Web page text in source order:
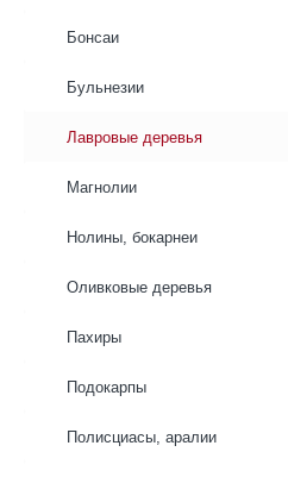
Бонсаи
Бульнезии
Лавровые деревья
Магнолии
Нолины, бокарнеи
Оливковые деревья
Пахиры
Подокарпы
Полисциасы, аралии